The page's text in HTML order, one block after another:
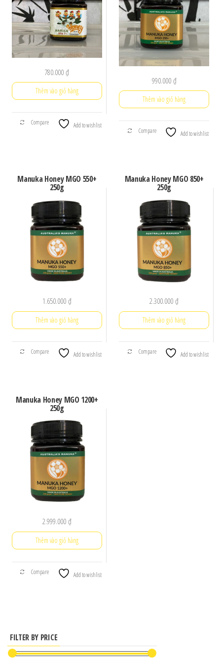
780.000₫
Thêm vào giỏ hàng
Compare Add to wishlist
990.000₫
Thêm vào giỏ hàng
Compare Add to wishlist
Manuka Honey MGO 550+
250g
1.650.000₫
Thêm vào giỏ hàng
Compare Add to wishlist
Manuka Honey MGO 850+
250g
2.300.000₫
Thêm vào giỏ hàng
Compare Add to wishlist
Manuka Honey MGO 1200+
250g
2.999.000₫
Thêm vào giỏ hàng
Compare Add to wishlist
FILTER BY PRICE